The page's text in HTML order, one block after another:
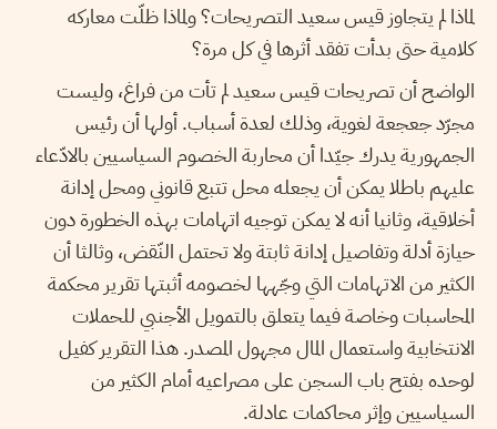
لماذا لم يتجاوز قيس سعيد التصريحات؟ ولماذا ظلّت معاركه
كلامية حتى بدأت تفقد أثرها في كل مرة؟
الواضح أن تصريحات قيس سعيد لم تأت من فراغ، وليست
مجرّد جعجعة لغوية، وذلك لعدة أسباب. أولها أن رئيس
الجمهورية يدرك جيّدا أن محاربة الخصوم السياسيين بالادّعاء
عليهم باطلا يمكن أن يجعله محل تتبع قانوني ومحل إدانة
أخلاقية، وثانيا أنه لا يمكن توجيه اتهامات بهذه الخطورة دون
حيازة أدلة وتفاصيل إدانة ثابتة ولا تحتمل النّقض، وثالثا أن
الكثير من الاتهامات التي وجّهها لخصومه أثبتها تقرير محكمة
المحاسبات وخاصة فيما يتعلق بالتمويل الأجنبي للحملات
الانتخابية واستعمال المال مجهول المصدر. هذا التقرير كفيل
لوحده بفتح باب السجن على مصراعيه أمام الكثير من
السياسيين وإثر محاكمات عادلة.